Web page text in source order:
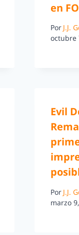
en
Por J.J.
octubre
Evil
Por J.J.
marzo